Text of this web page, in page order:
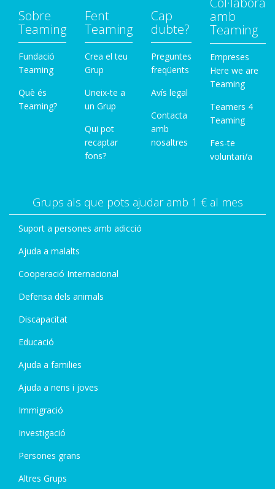
Sobre
Teaming
Fundació
Teaming
Què és
Teaming?
Fent
Teaming
Crea el teu
Grup
Uneix-te a
un Grup
Qui pot
recaptar
fons?
Cap
dubte?
Preguntes
freqüents
Avís legal
Contacta
amb
nosaltres
amb
Teaming
Empreses
Here we are
Teaming
Teamers 4
Teaming
Fes-te
voluntari/a
Grups als que pots ajudar amb 1 € al mes
Suport a persones amb adicció
Ajuda a malalts
Cooperació Internacional
Defensa dels animals
Discapacitat
Educació
Ajuda a families
Ajuda a nens i joves
Immigració
Investigació
Persones grans
Altres Grups